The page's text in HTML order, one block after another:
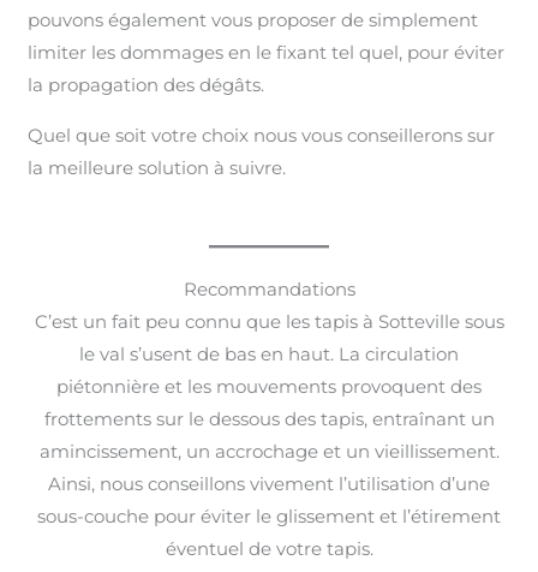
pouvons également vous proposer de simplement
limiter les dommages en le fixant tel quel, pour éviter
la propagation des dégâts.
Quel que soit votre choix nous vous conseillerons sur
la meilleure solution à suivre.
Recommandations
C’est un fait peu connu que les tapis à Sotteville sous
le val s’usent de bas en haut. La circulation
piétonnière et les mouvements provoquent des
frottements sur le dessous des tapis, entraînant un
amincissement, un accrochage et un vieillissement.
Ainsi, nous conseillons vivement l’utilisation d’une
sous-couche pour éviter le glissement et l’étirement
éventuel de votre tapis.